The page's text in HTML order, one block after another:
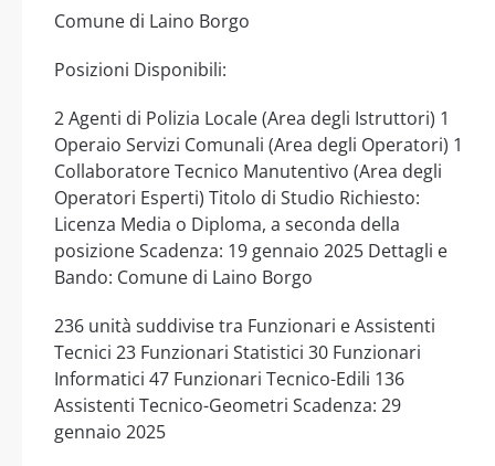
Comune di Laino Borgo
Posizioni Disponibili:
2 Agenti di Polizia Locale (Area degli Istruttori) 1
Operaio Servizi Comunali (Area degli Operatori) 1
Collaboratore Tecnico Manutentivo (Area degli
Operatori Esperti) Titolo di Studio Richiesto:
Licenza Media o Diploma, a seconda della
posizione Scadenza: 19 gennaio 2025 Dettagli e
Bando: Comune di Laino Borgo
236 unità suddivise tra Funzionari e Assistenti
Tecnici 23 Funzionari Statistici 30 Funzionari
Informatici 47 Funzionari Tecnico-Edili 136
Assistenti Tecnico-Geometri Scadenza: 29
gennaio 2025